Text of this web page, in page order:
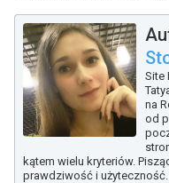
Site
na
od
kątem wielu kryteriów.
prawdziwość i użyteczność.